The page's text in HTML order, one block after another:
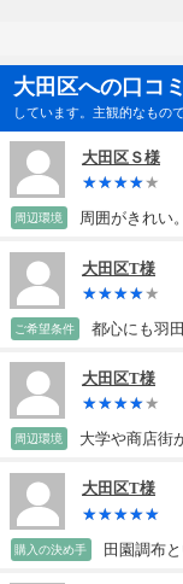
大田区への口コミ
しています。主観的なもの
大田区Ｓ様
周辺環境 周囲がきれい
大田区T様
ご希望条件 都心にも羽
大田区T様
周辺環境 大学や商店街
大田区T様
購入の決め手 田園調布